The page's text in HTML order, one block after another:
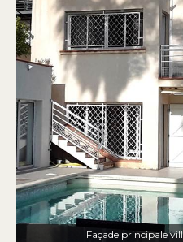
Façade principale